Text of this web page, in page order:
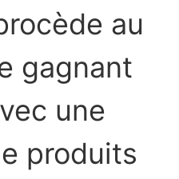
au
gagnant
une
produits